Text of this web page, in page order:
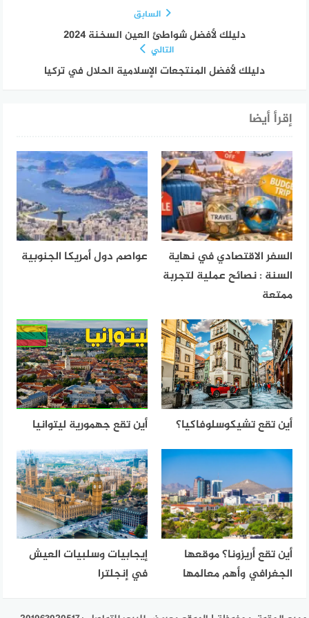
السابق
دليلك لأفضل شواطئ العين السخنة 2024
التالي
دليلك لأفضل المنتجعات الإسلامية الحلال في تركيا
إقرأ أيضا
السفر الاقتصادي في نهاية
السنة : نصائح عملية لتجربة
ممتعة
عواصم دول أمريكا الجنوبية
أين تقع تشيكوسلوفاكيا؟ أين تقع جهمورية ليتوانيا
أين تقع أريزونا؟ موقعها
الجغرافي وأهم معالمها
إيجابيات وسلبيات العيش
في إنجلترا